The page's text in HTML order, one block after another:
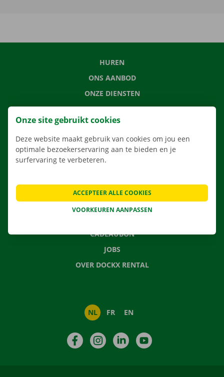
HUREN
ONS AANBOD
ONZE DIENSTEN
LOCATIES
APP
VERHUISOPLOSSINGEN
CONTACTEER ONS
VEELGESTELDE VRAGEN
CADEAUBON
JOBS
OVER DOCKX RENTAL
NL FR EN
FacebookInstagramLinkedIn
Onze site gebruikt cookies
Deze website maakt gebruik van cookies om jou een
optimale bezoekerservaring aan te bieden en je
surfervaring te verbeteren.
VOORKEUREN AANPASSEN
ACCEPTEER ALLE COOKIES